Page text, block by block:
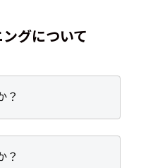
グについて
？
？